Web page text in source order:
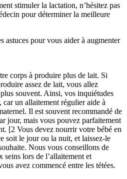
stimuler la lactation, n’hésitez pas
pour déterminer la meilleure
astuces pour vous aider à augmenter
corps à produire plus de lait. Si
assez de lait, vous allez
souvent. Ainsi, vos inquiétudes
car un allaitement régulier aide à
Il est souvent recommandé de
jour, mais vous pouvez parfaitement
[2 Vous devez nourrir votre bébé en
soit le jour ou la nuit, et laissez-le
Nous vous conseillons de
seins lors de l’allaitement et
avez commencé entre les tétées.